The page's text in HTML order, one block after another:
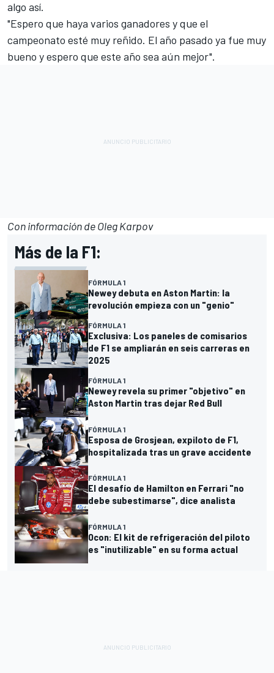
algo así.
"Espero que haya varios ganadores y que el
campeonato esté muy reñido. El año pasado ya fue muy
bueno y espero que este año sea aún mejor".
Con información de Oleg Karpov
Más de la F1:
FÓRMULA 1
Newey debuta en Aston Martin: la
revolución empieza con un "genio"
FÓRMULA 1
Exclusiva: Los paneles de comisarios
de F1 se ampliarán en seis carreras en
2025
FÓRMULA 1
Newey revela su primer "objetivo" en
Aston Martin tras dejar Red Bull
FÓRMULA 1
Esposa de Grosjean, expiloto de F1,
hospitalizada tras un grave accidente
FÓRMULA 1
El desafío de Hamilton en Ferrari "no
debe subestimarse", dice analista
FÓRMULA 1
Ocon: El kit de refrigeración del piloto
es "inutilizable" en su forma actual